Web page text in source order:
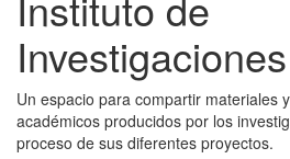
Un espacio para compartir materiales
académicos producidos por los
proceso de sus diferentes proyectos.